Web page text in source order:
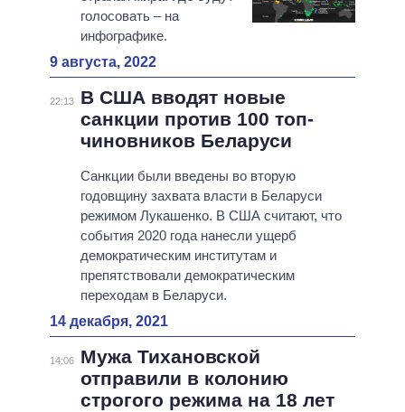
голосовать – на
инфографике.
9 августа, 2022
22:13
В США вводят новые
санкции против 100 топ-
чиновников Беларуси
Санкции были введены во вторую
годовщину захвата власти в Беларуси
режимом Лукашенко. В США считают, что
события 2020 года нанесли ущерб
демократическим институтам и
препятствовали демократическим
переходам в Беларуси.
14 декабря, 2021
14:06
Мужа Тихановской
отправили в колонию
строгого режима на 18 лет